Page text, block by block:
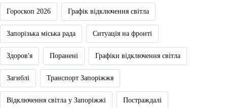
Гороскоп 2026 Графік відключення світла
Запорізька міська рада Ситуація на фронті
Здоров'я Поранені Графіки відключення світла
Загиблі Транспорт Запоріжжя
Відключення світла у Запоріжжі Постраждалі